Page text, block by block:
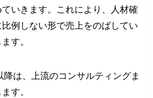
いきます。これにより、人材確
例しない形で売上をのばしてい
す。
降は、上流のコンサルティングま
す。